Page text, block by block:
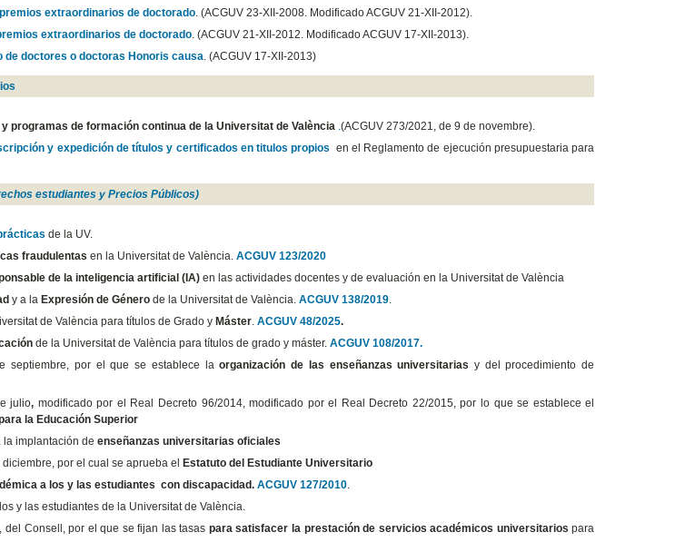
extraordinarios de doctorado. (ACGUV 23-XII-2008. Modificado ACGUV 21-XII-2012).
extraordinarios de doctorado. (ACGUV 21-XII-2012. Modificado ACGUV 17-XII-2013).
de doctores o doctoras Honoris causa . (ACGUV 17-XII-2013)
programas de formación continua de la Universitat de València (ACGUV 273/2021, de 9 de novembre).
y expedición de títulos y certificados en titulos propios en el Reglamento de ejecución presupuestaria para
estudiantes y Precios Públicos)
de la UV.
fraudulentas en la Universitat de València. ACGUV 123/2020
de la inteligencia artificial (IA)en las actividades docentes y de evaluación en la Universitat de València
y a la Expresión de Génerode la Universitat de València. ACGUV 138/2019.
de València para títulos de Grado y Máster. ACGUV 48/2025.
de la Universitat de València para títulos de grado y máster. ACGUV 108/2017.
septiembre, por el que se establece laorganización de las enseñanzas universitarias y del procedimiento de
julio, modificado por el Real Decreto 96/2014, modificado por el Real Decreto 22/2015, por lo que se establece el
la Educación Superior
implantación de enseñanzas universitarias oficiales
diciembre, por el cual se aprueba el Estatuto del Estudiante Universitario
a los y las estudiantes con discapacidad. ACGUV 127/2010.
y las estudiantes de la Universitat de València.
del Consell, por el que se fijan las tasas para satisfacer la prestación de servicios académicos universitarios para